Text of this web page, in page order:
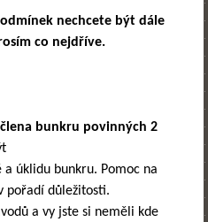
nechcete být dále
co nejdříve.
bunkru povinných 2
úklidu bunkru. Pomoc na
pořadí důležitosti.
a vy jste si neměli kde